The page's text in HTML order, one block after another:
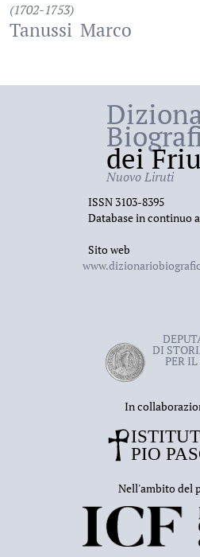
(1702-1753)
Tanussi Marco
dei
Nuovo Liruti
ISSN 3103-8395
Database in continuo
Sito web
DI
PER
In
Nell'ambito del